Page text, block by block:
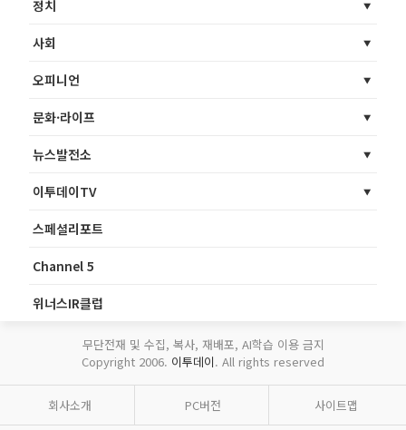
정치
사회
오피니언
문화·라이프
뉴스발전소
이투데이TV
스페셜리포트
Channel 5
위너스IR클럽
무단전재 및 수집, 복사, 재배포, AI학습 이용 금지
Copyright 2006. 이투데이. All rights reserved
회사소개 PC버전 사이트맵